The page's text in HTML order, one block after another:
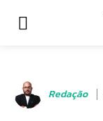
Redação